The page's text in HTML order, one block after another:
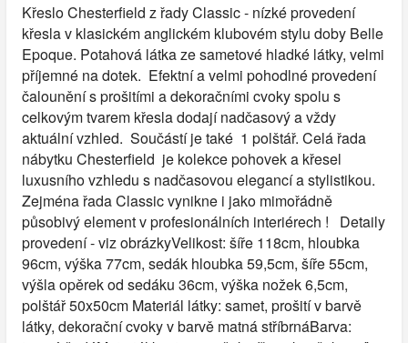
Křeslo Chesterfield z řady Classic - nízké provedení
křesla v klasickém anglickém klubovém stylu doby Belle
Epoque. Potahová látka ze sametové hladké látky, velmi
příjemné na dotek. Efektní a velmi pohodlné provedení
čalounění s prošitími a dekoračními cvoky spolu s
celkovým tvarem křesla dodají nadčasový a vždy
aktuální vzhled. Součástí je také 1 polštář. Celá řada
nábytku Chesterfield je kolekce pohovek a křesel
luxusního vzhledu s nadčasovou elegancí a stylistikou.
Zejména řada Classic vynikne i jako mimořádně
působivý element v profesionálních interiérech ! Detaily
provedení - viz obrázkyVelikost: šíře 118cm, hloubka
96cm, výška 77cm, sedák hloubka 59,5cm, šíře 55cm,
výšla opěrek od sedáku 36cm, výška nožek 6,5cm,
polštář 50x50cm Materiál látky: samet, prošití v barvě
látky, dekorační cvoky v barvě matná stříbrnáBarva: